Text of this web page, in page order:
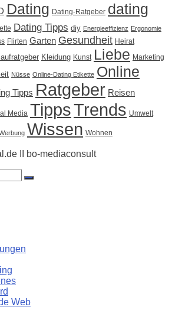
Dating Dating-Ratgeber dating
Dating Tipps diy Energieeffizienz Ergonomie
Flirten Garten Gesundheit Heirat
Kleidung Kunst Liebe Marketing
Nüsse Online-Dating Etikette Online
Tipps Ratgeber Reisen
Media TippsTrends Umwelt
Wissen Wohnen
II bo-mediaconsult
Web